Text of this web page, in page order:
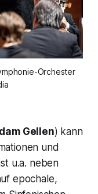
Orchester
Gellen) kann
und
u.a. neben
epochale,